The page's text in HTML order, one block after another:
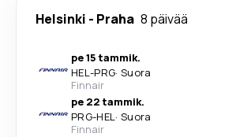
Helsinki - Praha 8 päivää
pe 15 tammik.
HEL-PRG· Suora
Finnair
pe 22 tammik.
PRG-HEL· Suora
Finnair